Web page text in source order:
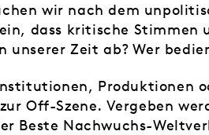
wir nach dem
dass kritische Stimmen
unserer Zeit ab? Wer
Produktionen
Off-Szene. Vergeben
Beste Nachwuchs-